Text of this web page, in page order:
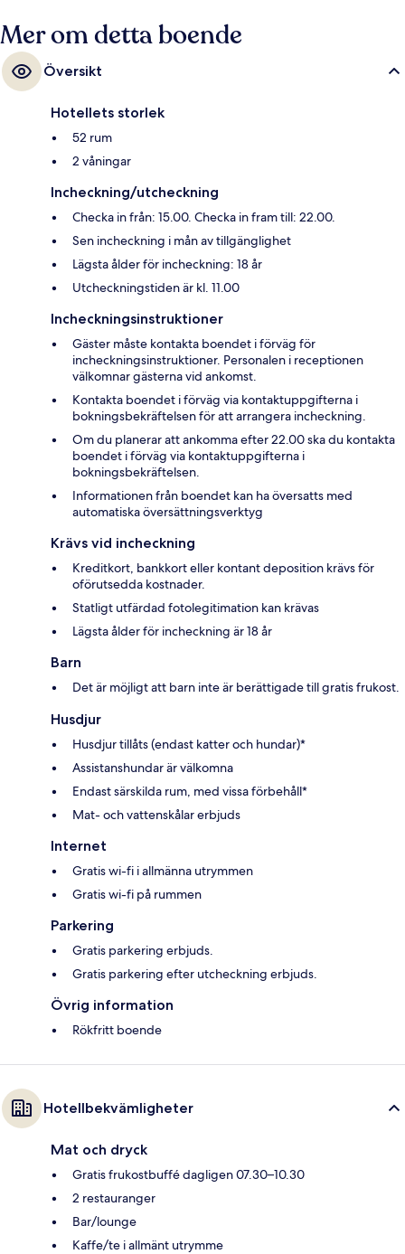
Mer om detta boende
Översikt
Hotellets storlek
52 rum
2 våningar
Incheckning/utcheckning
Checka in från: 15.00. Checka in fram till: 22.00.
Sen incheckning i mån av tillgänglighet
Lägsta ålder för incheckning: 18 år
Utcheckningstiden är kl. 11.00
Incheckningsinstruktioner
Gäster måste kontakta boendet i förväg för
incheckningsinstruktioner. Personalen i receptionen
välkomnar gästerna vid ankomst.
Kontakta boendet i förväg via kontaktuppgifterna i
bokningsbekräftelsen för att arrangera incheckning.
Om du planerar att ankomma efter 22.00 ska du kontakta
boendet i förväg via kontaktuppgifterna i
bokningsbekräftelsen.
Informationen från boendet kan ha översatts med
automatiska översättningsverktyg
Krävs vid incheckning
Kreditkort, bankkort eller kontant deposition krävs för
oförutsedda kostnader.
Statligt utfärdad fotolegitimation kan krävas
Lägsta ålder för incheckning är 18 år
Barn
Det är möjligt att barn inte är berättigade till gratis frukost.
Husdjur
Husdjur tillåts (endast katter och hundar)*
Assistanshundar är välkomna
Endast särskilda rum, med vissa förbehåll*
Mat- och vattenskålar erbjuds
Internet
Gratis wi-fi i allmänna utrymmen
Gratis wi-fi på rummen
Parkering
Gratis parkering erbjuds.
Gratis parkering efter utcheckning erbjuds.
Övrig information
Rökfritt boende
Hotellbekvämligheter
Mat och dryck
Gratis frukostbuffé dagligen 07.30–10.30
2 restauranger
Bar/lounge
Kaffe/te i allmänt utrymme